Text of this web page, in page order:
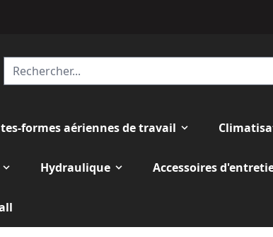
formes aériennes de travail
Hydraulique Accessoires